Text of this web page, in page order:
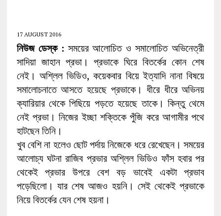
17 AUGUST 2016
নিউজ ডেস্ক : সময়ের আলোচিত ও সমালোচিত অভিনেত্রী
সাদিয়া জাহান প্রভা। প্রভাকে ঘিরে বিতর্কের কোন শেষ
নেই। অশ্লিল ভিডিও, কয়েকবার বিয়ে ইত্যাদি নানা বিষয়ে
সমালোচনাতে আসতে হয়েছে প্রভাকে। ধীরে ধীরে অভিনয়
ক্যারিয়ার থেকে পিছিয়ে পড়তে হয়েছে তাকে। কিন্তু থেমে
নেই প্রভা। নিজের ইচ্ছা শক্তিকে পুঁজি করে আগামীর পথে
হাটছেন তিনি।
খুব বেশি না হলেও ছোট পর্দায় নিজেকে ধরে রেখেছেন। সময়ের
আলোচ্য ঘটনা রাজিব প্রভার অশ্লিল ভিডিও ফাঁস হবার পর
থেকেই প্রভার উপরে বেশ বড় ভাবেই একটা প্রভাব
পড়েছিলো। যার শেষ আজও হয়নি। সেই থেকেই প্রভাকে
নিয়ে বিতর্কের যেন শেষ হয়না।